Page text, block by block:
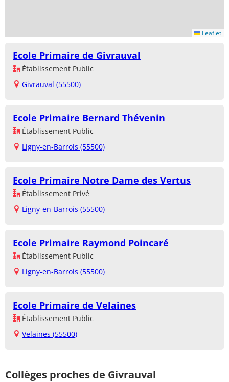
Leaflet
Ecole Primaire de Givrauval
Établissement Public
Givrauval (55500)
Ecole Primaire Bernard Thévenin
Établissement Public
Ligny-en-Barrois (55500)
Ecole Primaire Notre Dame des Vertus
Établissement Privé
Ligny-en-Barrois (55500)
Ecole Primaire Raymond Poincaré
Établissement Public
Ligny-en-Barrois (55500)
Ecole Primaire de Velaines
Établissement Public
Velaines (55500)
Collèges proches de Givrauval